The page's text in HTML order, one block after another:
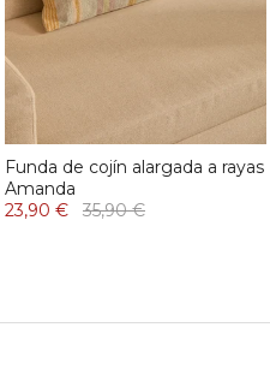
Funda de cojín alargada a rayas
Amanda
23,90 €
35,90 €